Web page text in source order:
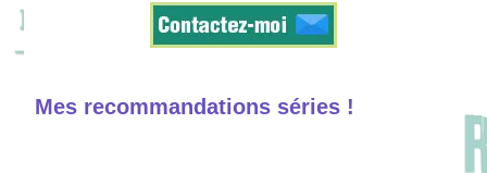
Mes recommandations séries !